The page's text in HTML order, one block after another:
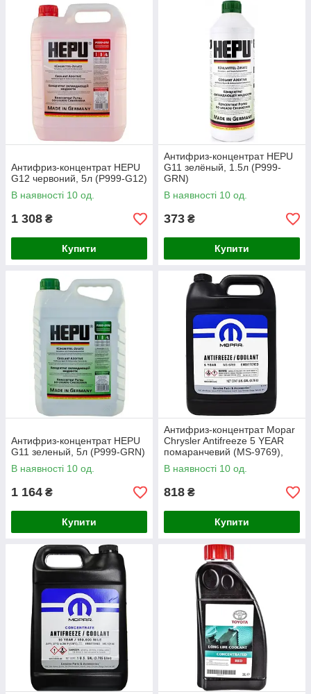
Антифриз-концентрат HEPU
G12 червоний, 5л (P999-G12)
В наявності 10 од.
1 308 ₴
Купити
Антифриз-концентрат HEPU
G11 зелёный, 1.5л (P999-
GRN)
В наявності 10 од.
373 ₴
Купити
Антифриз-концентрат HEPU
G11 зеленый, 5л (P999-GRN)
В наявності 10 од.
1 164 ₴
Купити
Антифриз-концентрат Mopar
Chrysler Antifreeze 5 YEAR
помаранчевий (MS-9769),
3.78л (68048953AC)
В наявності 10 од.
818 ₴
Купити